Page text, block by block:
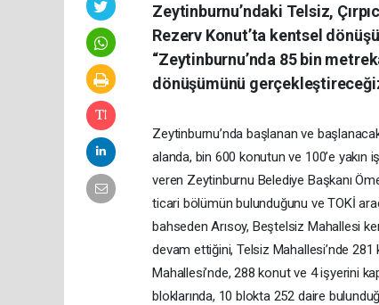
Zeytinburnu’ndaki Telsiz,
Rezerv Konut’ta kentsel
“Zeytinburnu’nda 85 bin
dönüşümünü
Zeytinburnu’nda başlanan ve
alanda, bin 600 konutun ve 100’e
veren Zeytinburnu Belediye Başkanı
ticari bölümün bulunduğunu ve TOKİ
bahseden Arısoy, Beştelsiz Mahallesi
devam ettiğini, Telsiz Mahallesi’nde 281
Mahallesi’nde, 288 konut ve 4 işyerini
bloklarında, 10 blokta 252 daire